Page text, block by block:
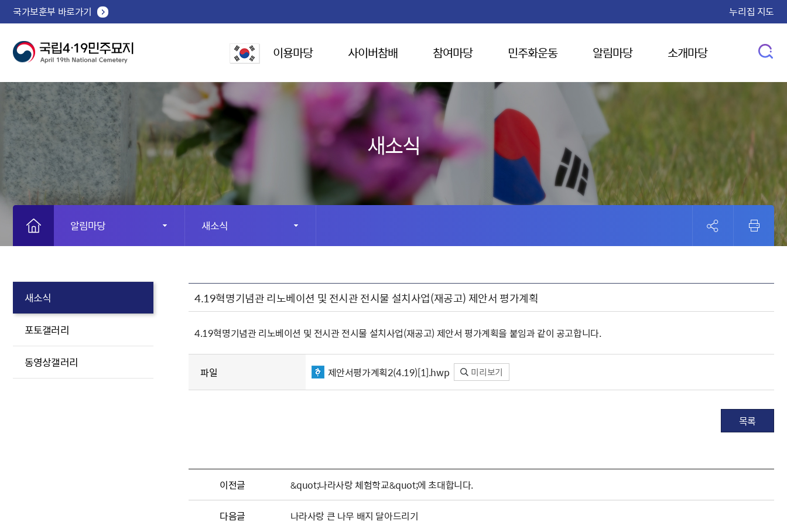
국가보훈부 바로가기 누리집 지도
이용마당 사이버참배 참여마당 민주화운동 알림마당 소개마당
새소식
알림마당 새소식
새소식
포토갤러리
동영상갤러리
4.19혁명기념관 리노베이션 및 전시관 전시물 설치사업(재공고) 제안서 평가계획
4.19혁명기념관 리노베이션 및 전시관 전시물 설치사업(재공고) 제안서 평가계획을 붙임과 같이 공고합니다.
파일 제안서평가계획2(4.19)[1].hwp 미리보기
목록
이전글 &quot;나라사랑 체험학교&quot;에 초대합니다.
다음글 나라사랑 큰 나무 배지 달아드리기